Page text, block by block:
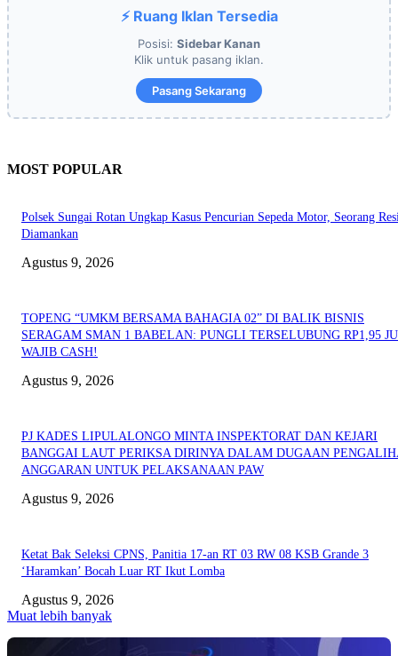
⚡ Ruang Iklan Tersedia
Posisi: Sidebar Kanan
Klik untuk pasang iklan.
Pasang Sekarang
MOST POPULAR
Polsek Sungai Rotan Ungkap Kasus Pencurian Sepeda Motor, Seorang
Diamankan
Agustus 9, 2026
TOPENG “UMKM BERSAMA BAHAGIA 02” DI BALIK BISNIS
SERAGAM SMAN 1 BABELAN: PUNGLI TERSELUBUNG RP1,95
WAJIB CASH!
Agustus 9, 2026
PJ KADES LIPULALONGO MINTA INSPEKTORAT DAN KEJARI
BANGGAI LAUT PERIKSA DIRINYA DALAM DUGAAN
ANGGARAN UNTUK PELAKSANAAN PAW
Agustus 9, 2026
Ketat Bak Seleksi CPNS, Panitia 17-an RT 03 RW 08 KSB Grande 3
‘Haramkan’ Bocah Luar RT Ikut Lomba
Agustus 9, 2026
Muat lebih banyak